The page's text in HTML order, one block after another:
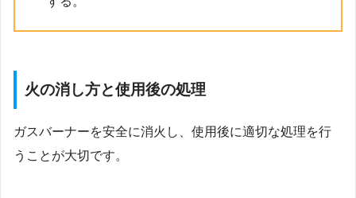
火の消し方と使用後の処理
ガスバーナーを安全に消火し、使用後に適切な処理を行
うことが大切です。